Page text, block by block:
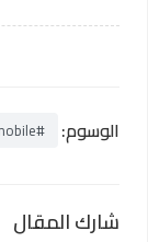
الوسوم: #mobile
شارك المقال